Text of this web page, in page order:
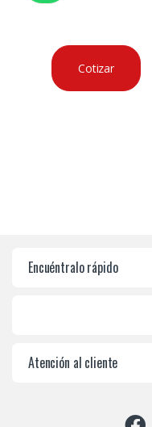
Cotizar
Encuéntralo rápido
Atención al cliente